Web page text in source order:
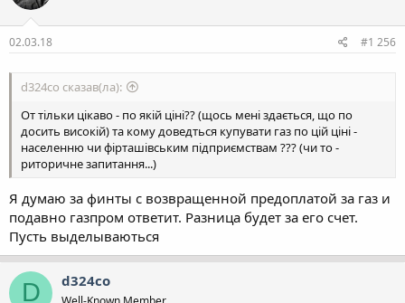
ї
:
02.03.18 #1 256
d324co сказав(ла):
От тільки цікаво - по якій ціні?? (щось мені здається, що по
досить високій) та кому доведться купувати газ по цій ціні -
населенню чи фірташівським підприємствам ??? (чи то -
риторичне запитання...)
Я думаю за финты с возвращенной предоплатой за газ и
подавно газпром ответит. Разница будет за его счет.
Пусть выделываються
D d324co